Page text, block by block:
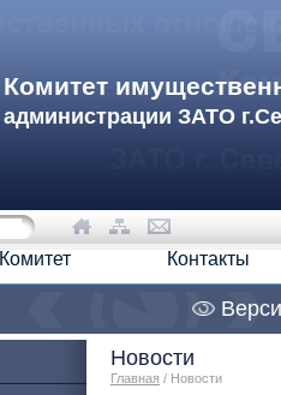
Комитет
администрации ЗАТО
Комитет Контакты
Новости
Главная / Новости